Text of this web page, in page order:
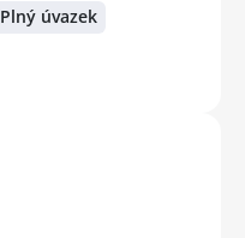
Plný úvazek